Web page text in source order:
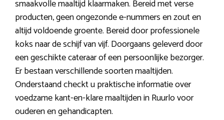
smaakvolle maaltijd klaarmaken. Bereid met verse
producten, geen ongezonde e-nummers en zout en
altijd voldoende groente. Bereid door professionele
koks naar de schijf van vijf. Doorgaans geleverd door
een geschikte cateraar of een persoonlijke bezorger.
Er bestaan verschillende soorten maaltijden.
Onderstaand checkt u praktische informatie over
voedzame kant-en-klare maaltijden in Ruurlo voor
ouderen en gehandicapten.